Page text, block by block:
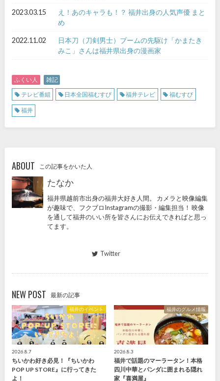
2023.03.15
え！あのキャラも！？ 福井出身の人気声優 まと
め
2022.11.02
日本刀（刀剣男士）ブームの先駆け「かまたき
みこ」さんは福井県出身の漫画家
ふくい人
雑記
テレビ番組
日本全国福むすび 福井テレビ 福むすび
福井
ABOUT この記事をかいた人
たなか
福井県越前市出身の福井大好き人間。 カメラと映像編集
が趣味で、フクブロInstagramの撮影・編集担当！ 映像
を通して福井のいい所を皆さんにお伝えできればと思っ
てます。
Twitter
NEW POST 最新の記事
福井のイベント
2026.8.7
ちいかわ好き必見！『ちいかわ
POP UP STORE』に行ってきた
よ！
福井のグルメ情報
2026.8.3
福井で話題のマーラータン！本格
四川中華とパンダに囲まれる隠れ
家『喜満屋』